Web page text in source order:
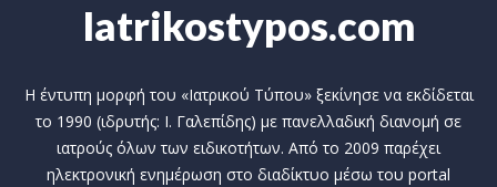
Iatrikostypos.com
Η έντυπη μορφή του «Ιατρικού Τύπου» ξεκίνησε να εκδίδεται
το 1990 (ιδρυτής: Ι. Γαλεπίδης) με πανελλαδική διανομή σε
ιατρούς όλων των ειδικοτήτων. Από το 2009 παρέχει
ηλεκτρονική ενημέρωση στο διαδίκτυο μέσω του portal